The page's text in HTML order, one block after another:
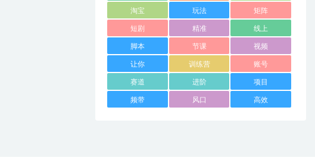
淘宝 玩法 矩阵
短剧 精准 线上
脚本 节课 视频
让你 训练营 账号
赛道 进阶 项目
频带 风口 高效